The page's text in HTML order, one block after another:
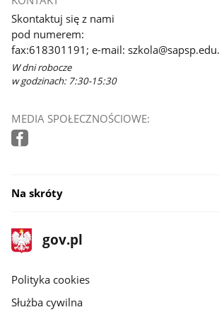
Skontaktuj się z nami
pod numerem:
fax:618301191; e-mail:
W dni robocze
w godzinach: 7:30-15:30
MEDIA SPOŁECZNOŚCIOWE:
Na skróty
stopka
gov.pl
Strona
gov.pl
gov.pl
Polityka cookies
Służba cywilna